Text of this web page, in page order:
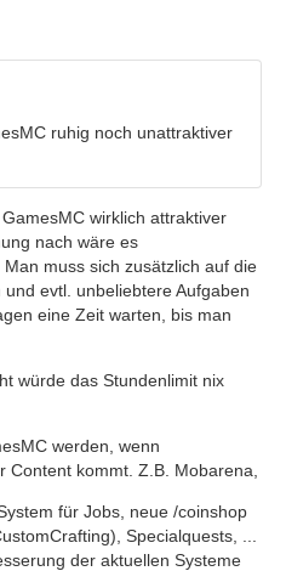
ruhig noch unattraktiver
wirklich attraktiver
nach wäre es
muss sich zusätzlich auf die
evtl. unbeliebtere Aufgaben
eine Zeit warten, bis man
würde das Stundenlimit nix
werden, wenn
kommt. Z.B. Mobarena,
für Jobs, neue /coinshop
Specialquests, ...
der aktuellen Systeme